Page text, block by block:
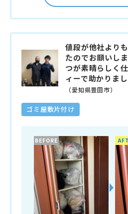
値段が他社より
たのでお願いし
つが素晴らしく
ィーで助かりまし
（愛知県豊田市）
ゴミ屋敷片付け
BEFORE